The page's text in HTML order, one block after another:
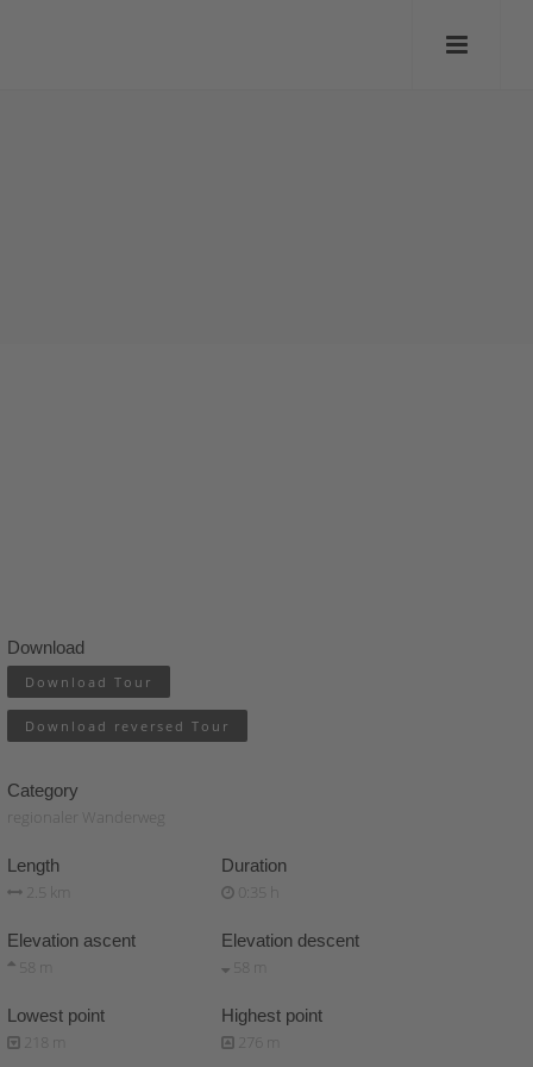
Download
Download Tour
Download reversed Tour
Category
regionaler Wanderweg
Length
2.5 km
Duration
0:35 h
Elevation ascent
58 m
Elevation descent
58 m
Lowest point
218 m
Highest point
276 m